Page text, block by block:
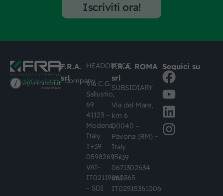
Iscriviti ora!
#busknowledgecompany
F.R.A.
srl
HEADOFFICE
Via C.G.
Sallustio,
69
41123 –
Modena,
Italy
T+39
059826951
VAT-
IT02119860365
– SDI
F.R.A. ROMA
srl
SUBSIDIARY
Via del Mare,
km 6
00040 –
Pavona (RM) –
Italy
T +39
0671302634
VAT-
IT02515361006
Seguici su